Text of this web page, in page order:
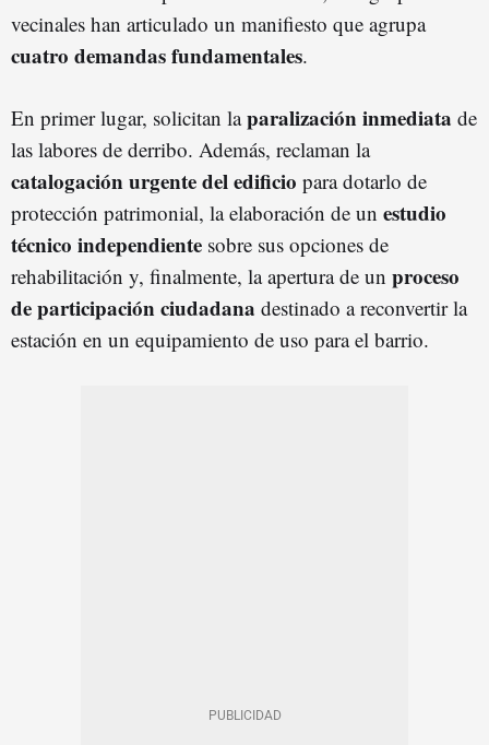
vecinales han articulado un manifiesto que agrupa
cuatro demandas fundamentales.
En primer lugar, solicitan laparalización inmediata de
las labores de derribo. Además, reclaman la
catalogación urgente del edificio para dotarlo de
protección patrimonial, la elaboración de un estudio
técnico independiente sobre sus opciones de
rehabilitación y, finalmente, la apertura de un proceso
de participación ciudadana destinado a reconvertir la
estación en un equipamiento de uso para el barrio.